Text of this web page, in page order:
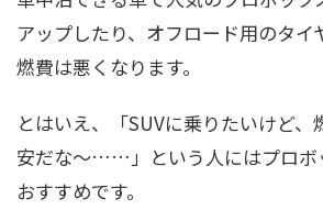
アップしたり、オフロード用のタイ
燃費は悪くなります。
とはいえ、「SUVに乗りたいけど、
安だな～……」という人にはプロボ
おすすめです。